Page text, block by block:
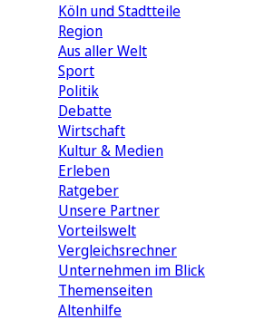
Köln und Stadtteile
Region
Aus aller Welt
Sport
Politik
Debatte
Wirtschaft
Kultur & Medien
Erleben
Ratgeber
Unsere Partner
Vorteilswelt
Vergleichsrechner
Unternehmen im Blick
Themenseiten
Altenhilfe